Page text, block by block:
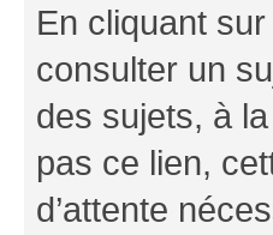
En cliquant
consulter un
des sujets, à
pas ce lien,
d’attente